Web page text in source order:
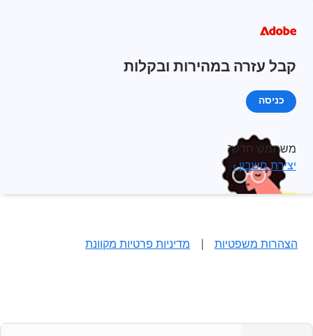
קבל עזרה במהירות ובקלות
כניסה
משתמש חדש?
יצירת חשבון ›
הצהרות משפטיות מדיניות פרטיות מקוונת